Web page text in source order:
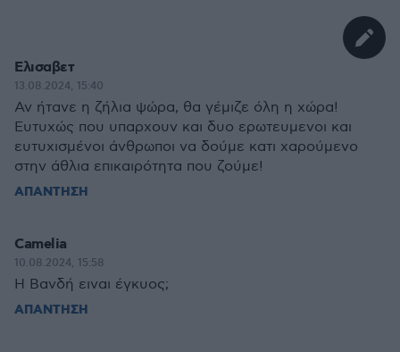
Ελισαβετ
13.08.2024, 15:40
Αν ήτανε η ζήλια ψώρα, θα γέμιζε όλη η χώρα!
Ευτυχώς που υπαρχουν και δυο ερωτευμενοι και
ευτυχισμένοι άνθρωποι να δούμε κατι χαρούμενο
στην άθλια επικαιρότητα που ζούμε!
ΑΠΑΝΤΗΣΗ
Camelia
10.08.2024, 15:58
Η Βανδή ειναι έγκυος;
ΑΠΑΝΤΗΣΗ